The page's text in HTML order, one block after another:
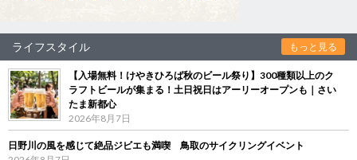
ライフスタイル もっと見る
【入場無料！けやきひろば秋のビール祭り】300種類以上のク
ラフトビールが集まる！土日祝日はアーリーオープンも｜さい
たま新都心
2026年8月7日
日野川の風を感じて絶品ジビエも満喫 鳥取のサイクリングイベント